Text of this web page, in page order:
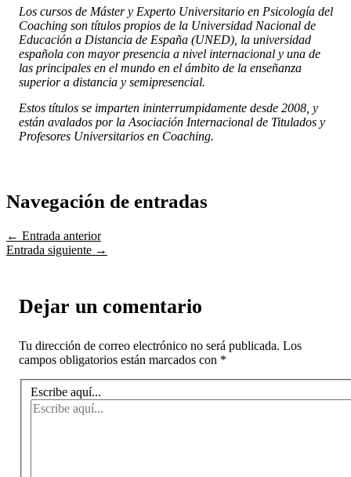
Los cursos de Máster y Experto Universitario en Psicología del
Coaching son títulos propios de la Universidad Nacional de
Educación a Distancia de España (UNED), la universidad
española con mayor presencia a nivel internacional y una de
las principales en el mundo en el ámbito de la enseñanza
superior a distancia y semipresencial.
Estos títulos se imparten ininterrumpidamente desde 2008, y
están avalados por la Asociación Internacional de Titulados y
Profesores Universitarios en Coaching.
Navegación de entradas
← Entrada anterior
Entrada siguiente →
Dejar un comentario
Tu dirección de correo electrónico no será publicada. Los
campos obligatorios están marcados con *
Escribe aquí...